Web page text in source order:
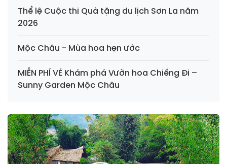
Thể lệ Cuộc thi Quà tặng du lịch Sơn La năm
2026
Mộc Châu - Mùa hoa hẹn ước
MIỄN PHÍ VÉ Khám phá Vườn hoa Chiềng Đi –
Sunny Garden Mộc Châu